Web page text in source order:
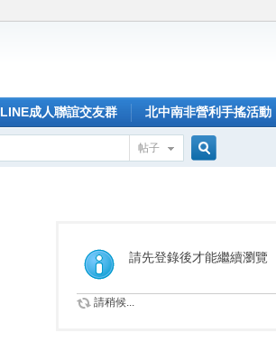
LINE成人聯誼交友群 北中南非營利手搖活動
帖子
索
請先登錄後才能繼續瀏覽
請稍候...